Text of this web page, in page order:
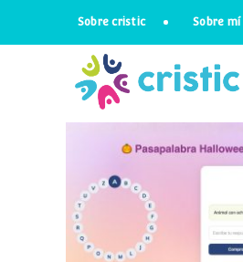
Sobre cristic Sobre mí
Pasapalabra de